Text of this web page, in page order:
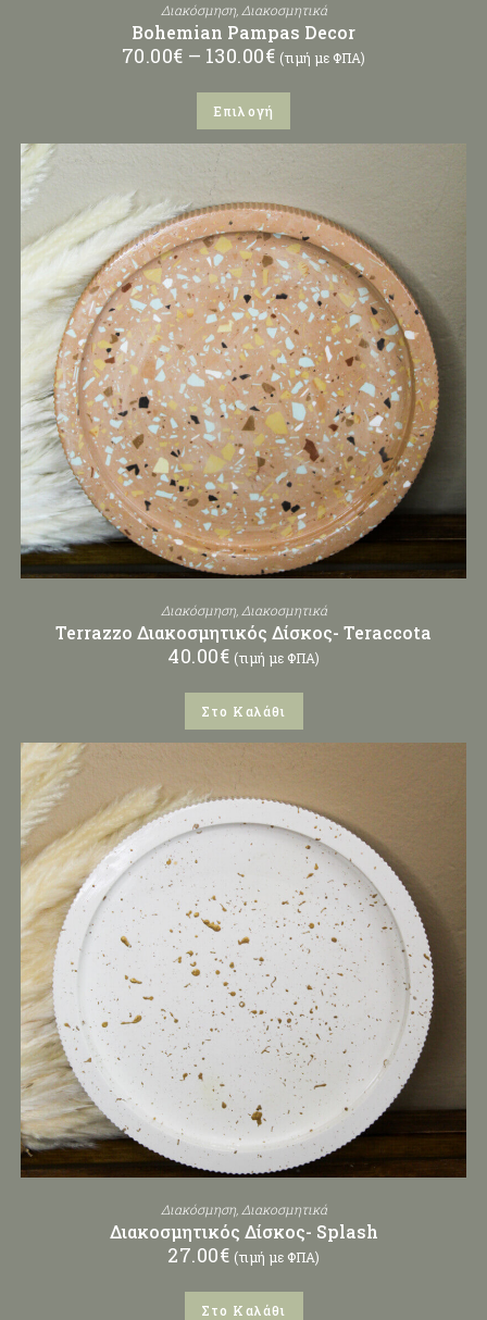
Διακόσμηση, Διακοσμητικά
Bohemian Pampas Decor
70.00€ – 130.00€ (τιμή με ΦΠΑ)
Επιλογή
Διακόσμηση, Διακοσμητικά
Terrazzo Διακοσμητικός Δίσκος- Teraccota
40.00€ (τιμή με ΦΠΑ)
Στο Καλάθι
Διακόσμηση, Διακοσμητικά
Διακοσμητικός Δίσκος- Splash
27.00€ (τιμή με ΦΠΑ)
Στο Καλάθι